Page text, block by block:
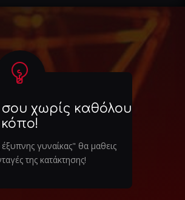
σου χωρίς καθόλου
κόπο!
έξυπνης γυναίκας" θα μαθεις
της κατάκτησης!